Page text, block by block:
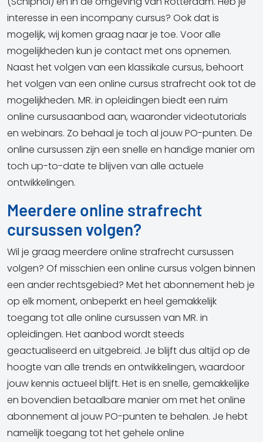
interesse in een incompany cursus? Ook dat is
mogelijk, wij komen graag naar je toe. Voor alle
mogelijkheden kun je contact met ons opnemen.
Naast het volgen van een klassikale cursus, behoort
het volgen van een online cursus strafrecht ook tot de
mogelijkheden. MR. in opleidingen biedt een ruim
online cursusaanbod aan, waaronder videotutorials
en webinars. Zo behaal je toch al jouw PO-punten. De
online cursussen zijn een snelle en handige manier om
toch up-to-date te blijven van alle actuele
ontwikkelingen.
Meerdere online strafrecht
cursussen volgen?
Wil je graag meerdere online strafrecht cursussen
volgen? Of misschien een online cursus volgen binnen
een ander rechtsgebied? Met het abonnement heb je
op elk moment, onbeperkt en heel gemakkelijk
toegang tot alle online cursussen van MR. in
opleidingen. Het aanbod wordt steeds
geactualiseerd en uitgebreid. Je blijft dus altijd op de
hoogte van alle trends en ontwikkelingen, waardoor
jouw kennis actueel blijft. Het is en snelle, gemakkelijke
en bovendien betaalbare manier om met het online
abonnement al jouw PO-punten te behalen. Je hebt
namelijk toegang tot het gehele online